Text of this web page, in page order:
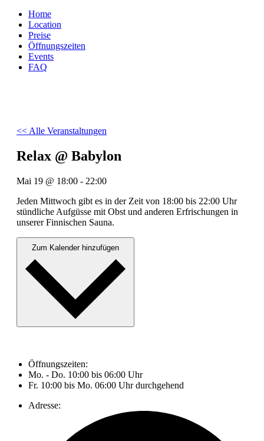
Home
Location
Preise
Öffnungszeiten
Events
FAQ
<< Alle Veranstaltungen
Relax @ Babylon
Mai 19 @ 18:00 - 22:00
Jeden Mittwoch gibt es in der Zeit von 18:00 bis 22:00 Uhr
stündliche Aufgüsse mit Obst und anderen Erfrischungen in
unserer Finnischen Sauna.
Öffnungszeiten:
Mo. - Do. 10:00 bis 06:00 Uhr
Fr. 10:00 bis Mo. 06:00 Uhr durchgehend
Adresse: